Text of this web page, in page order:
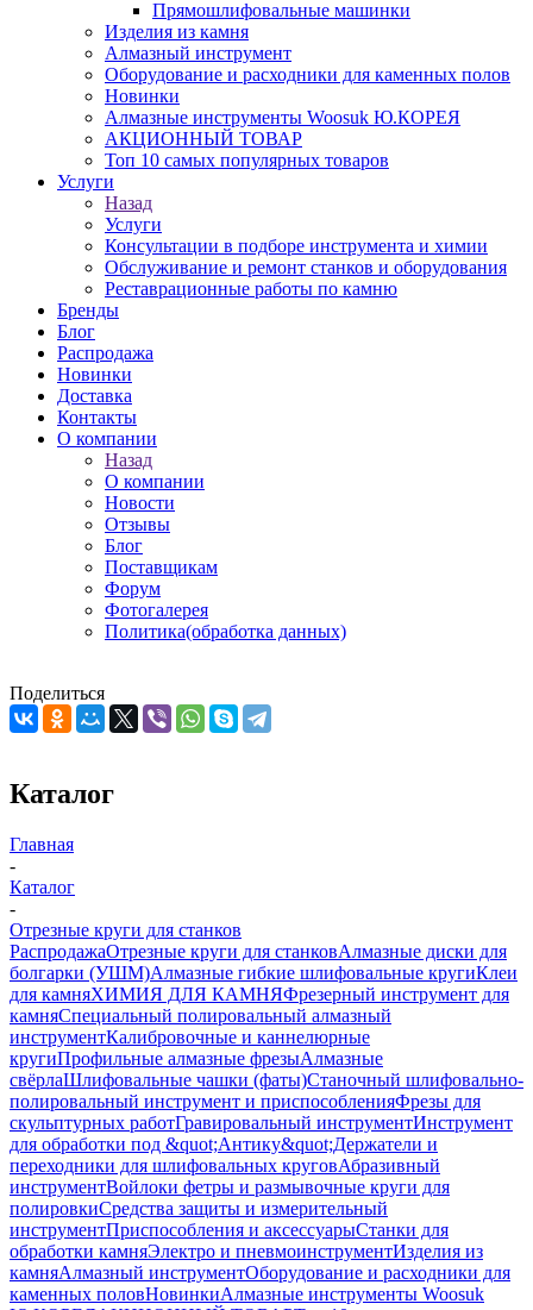
Прямошлифовальные машинки
Изделия из камня
Алмазный инструмент
Оборудование и расходники для каменных полов
Новинки
Алмазные инструменты Woosuk Ю.КОРЕЯ
АКЦИОННЫЙ ТОВАР
Топ 10 самых популярных товаров
Услуги
Назад
Услуги
Консультации в подборе инструмента и химии
Обслуживание и ремонт станков и оборудования
Реставрационные работы по камню
Бренды
Блог
Распродажа
Новинки
Доставка
Контакты
О компании
Назад
О компании
Новости
Отзывы
Блог
Поставщикам
Форум
Фотогалерея
Политика(обработка данных)
Поделиться
Каталог
Главная
-
Каталог
-
Отрезные круги для станков
РаспродажаОтрезные круги для станковАлмазные диски для
болгарки (УШМ)Алмазные гибкие шлифовальные кругиКлеи
для камняХИМИЯ ДЛЯ КАМНЯФрезерный инструмент для
камняСпециальный полировальный алмазный
инструментКалибровочные и каннелюрные
кругиПрофильные алмазные фрезыАлмазные
свёрлаШлифовальные чашки (фаты)Станочный шлифовально-
полировальный инструмент и приспособленияФрезы для
скульптурных работГравировальный инструментИнструмент
для обработки под &quot;Антику&quot;Держатели и
переходники для шлифовальных круговАбразивный
инструментВойлоки фетры и размывочные круги для
полировкиСредства защиты и измерительный
инструментПриспособления и аксессуарыСтанки для
обработки камняЭлектро и пневмоинструментИзделия из
камняАлмазный инструментОборудование и расходники для
каменных половНовинкиАлмазные инструменты Woosuk